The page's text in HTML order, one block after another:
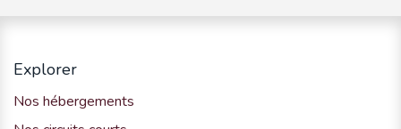
Explorer
Nos hébergements